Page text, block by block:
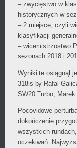
– zwycięstwo w
historycznych w
– 2 miejsce, czyli
klasyfikacji
– wicemistrzostwo
sezonach 2018 i
Wyniki te osiągnął
318is by Rafal
SW20 Turbo,
Pocovidowe
dokończenie
wszystkich
oczekiwań.